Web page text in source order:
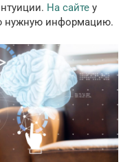
На сайте у
нужную информацию.